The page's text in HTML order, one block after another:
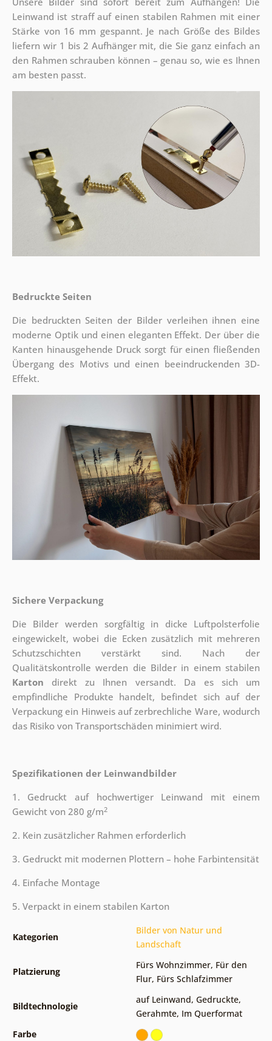
Leinwand ist straff auf einen stabilen Rahmen mit einer
Stärke von 16 mm gespannt. Je nach Größe des Bildes
liefern wir 1 bis 2 Aufhänger mit, die Sie ganz einfach an
den Rahmen schrauben können – genau so, wie es Ihnen
am besten passt.
Bedruckte Seiten
Die bedruckten Seiten der Bilder verleihen ihnen eine
moderne Optik und einen eleganten Effekt. Der über die
Kanten hinausgehende Druck sorgt für einen fließenden
Übergang des Motivs und einen beeindruckenden 3D-
Effekt.
Sichere Verpackung
Die Bilder werden sorgfältig in dicke Luftpolsterfolie
eingewickelt, wobei die Ecken zusätzlich mit mehreren
Schutzschichten verstärkt sind. Nach der
Qualitätskontrolle werden die Bilder in einem stabilen
Karton direkt zu Ihnen versandt. Da es sich um
empfindliche Produkte handelt, befindet sich auf der
Verpackung ein Hinweis auf zerbrechliche Ware, wodurch
das Risiko von Transportschäden minimiert wird.
Spezifikationen der Leinwandbilder
1. Gedruckt auf hochwertiger Leinwand mit einem
Gewicht von 280 g/m2
2. Kein zusätzlicher Rahmen erforderlich
3. Gedruckt mit modernen Plottern – hohe Farbintensität
4. Einfache Montage
5. Verpackt in einem stabilen Karton
Kategorien
Bilder von Natur und
Landschaft
Platzierung
Fürs Wohnzimmer, Für den
Flur, Fürs Schlafzimmer
Bildtechnologie
auf Leinwand, Gedruckte,
Gerahmte, Im Querformat
Farbe